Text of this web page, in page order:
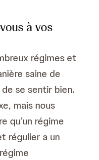
à vos
régimes et
saine de
se sentir bien.
mais nous
qu’un régime
régulier a un